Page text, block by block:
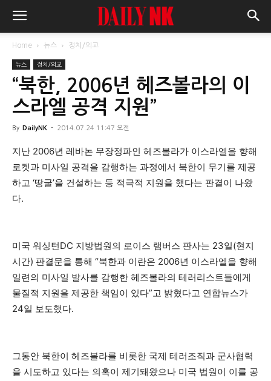
Home 뉴스 정치/외교
뉴스 정치/외교
“북한, 2006년 헤즈볼라의 이
스라엘 공격 지원”
By DailyNK - 2014.07.24 11:47 오전
지난 2006년 레바논 무장정파인 헤즈볼라가 이스라엘을 향해
로켓과 미사일 공격을 감행하는 과정에서 북한이 무기를 제공
하고 ‘땅굴’을 건설하는 등 적극적 지원을 했다는 판결이 나왔
다.
미국 워싱턴DC 지방법원의 로이스 램버스 판사는 23일(현지
시간) 판결문을 통해 “북한과 이란은 2006년 이스라엘을 향해
일련의 미사일 발사를 감행한 헤즈볼라의 테러리스트들에게
물질적 지원을 제공한 책임이 있다”고 밝혔다고 연합뉴스가
24일 보도했다.
그동안 북한이 헤즈볼라를 비롯한 국제 테러조직과 군사협력
을 시도하고 있다는 의혹이 제기돼왔으나 미국 법원이 이를 공